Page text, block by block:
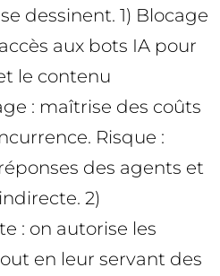
dessinent. 1) Blocage
aux bots IA pour
le contenu
: maîtrise des coûts
Risque :
des agents et
2)
: on autorise les
en leur servant des